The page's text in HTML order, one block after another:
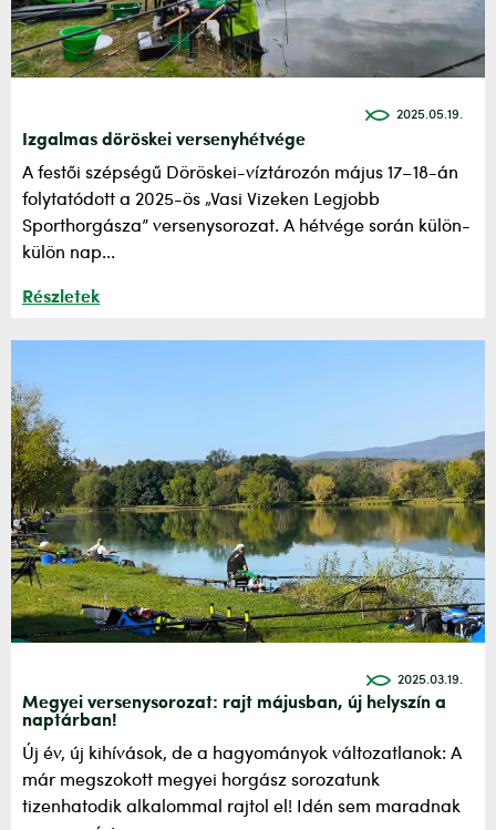
2025.05.19.
Izgalmas döröskei versenyhétvége
A festői szépségű Döröskei-víztározón május 17–18-án
folytatódott a 2025-ös „Vasi Vizeken Legjobb
Sporthorgásza” versenysorozat. A hétvége során külön-
külön nap...
Részletek
2025.03.19.
Megyei versenysorozat: rajt májusban, új helyszín a
naptárban!
Új év, új kihívások, de a hagyományok változatlanok: A
már megszokott megyei horgász sorozatunk
tizenhatodik alkalommal rajtol el! Idén sem maradnak